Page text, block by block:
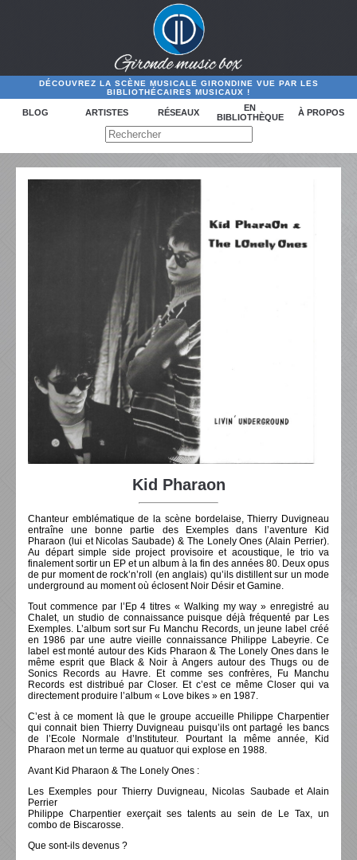
DÉCOUVREZ LA SCÈNE MUSICALE GIRONDINE VUE PAR LES
BIBLIOTHÉCAIRES MUSICAUX !
BLOG ARTISTES RÉSEAUX
EN
BIBLIOTHÈQUE
À PROPOS
Kid Pharaon
Chanteur emblématique de la scène bordelaise, Thierry Duvigneau
entraîne une bonne partie des Exemples dans l’aventure Kid
Pharaon (lui et Nicolas Saubade) & The Lonely Ones (Alain Perrier).
Au départ simple side project provisoire et acoustique, le trio va
finalement sortir un EP et un album à la fin des années 80. Deux opus
de pur moment de rock’n’roll (en anglais) qu’ils distillent sur un mode
underground au moment où éclosent Noir Désir et Gamine.
Tout commence par l’Ep 4 titres « Walking my way » enregistré au
Chalet, un studio de connaissance puisque déjà fréquenté par Les
Exemples. L’album sort sur Fu Manchu Records, un jeune label créé
en 1986 par une autre vieille connaissance Philippe Labeyrie. Ce
label est monté autour des Kids Pharaon & The Lonely Ones dans le
même esprit que Black & Noir à Angers autour des Thugs ou de
Sonics Records au Havre. Et comme ses confrères, Fu Manchu
Records est distribué par Closer. Et c’est ce même Closer qui va
directement produire l’album « Love bikes » en 1987.
C’est à ce moment là que le groupe accueille Philippe Charpentier
qui connait bien Thierry Duvigneau puisqu’ils ont partagé les bancs
de l’Ecole Normale d’Instituteur. Pourtant la même année, Kid
Pharaon met un terme au quatuor qui explose en 1988.
Avant Kid Pharaon & The Lonely Ones :
Les Exemples pour Thierry Duvigneau, Nicolas Saubade et Alain
Perrier
Philippe Charpentier exerçait ses talents au sein de Le Tax, un
combo de Biscarosse.
Que sont-ils devenus ?